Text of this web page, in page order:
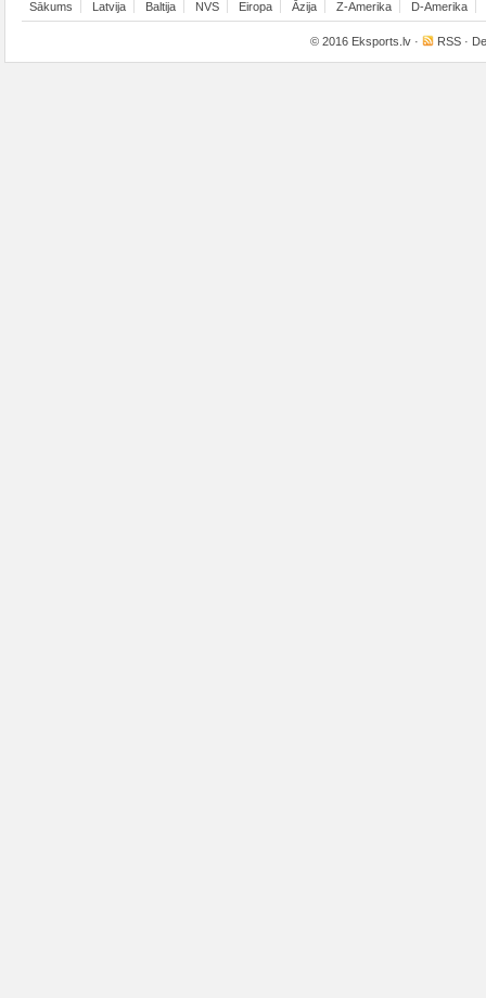
Sākums Latvija Baltija NVS Eiropa Āzija Z-Amerika D-Amerika
© 2016 Eksports.lv · RSS ·